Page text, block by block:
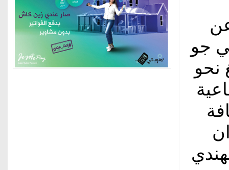
جو
نحو